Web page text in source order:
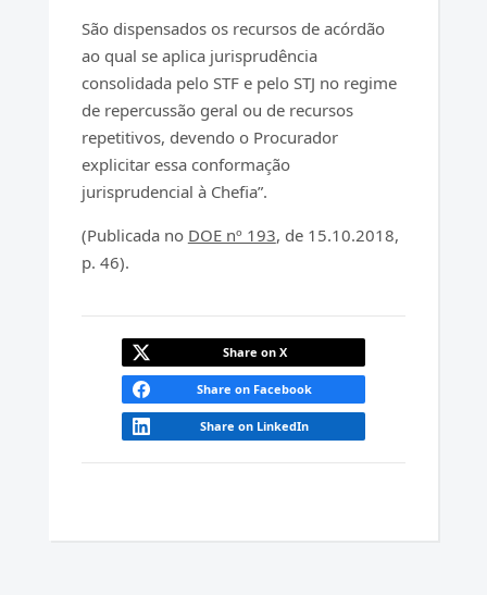
São dispensados os recursos de acórdão
ao qual se aplica jurisprudência
consolidada pelo STF e pelo STJ no regime
de repercussão geral ou de recursos
repetitivos, devendo o Procurador
explicitar essa conformação
jurisprudencial à Chefia”.
(Publicada no DOE nº 193, de 15.10.2018,
p. 46).
Share on X
Share on Facebook
Share on LinkedIn